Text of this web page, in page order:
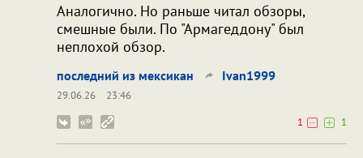
Аналогично. Но раньше читал обзоры,
смешные были. По "Армагеддону" был
неплохой обзор.
последний из мексикан Ivan1999
29.06.26
23:46
1
1